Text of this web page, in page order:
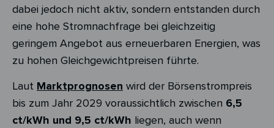
dabei jedoch nicht aktiv, sondern entstanden durch
eine hohe Stromnachfrage bei gleichzeitig
geringem Angebot aus erneuerbaren Energien, was
zu hohen Gleichgewichtpreisen führte.
Laut Marktprognosen wird der Börsenstrompreis
bis zum Jahr 2029 voraussichtlich zwischen 6,5
ct/kWh und 9,5 ct/kWh liegen, auch wenn